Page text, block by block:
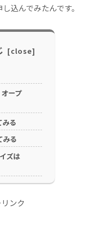
込んでみたんです。
ープ
みる
みる
ズは
ンク